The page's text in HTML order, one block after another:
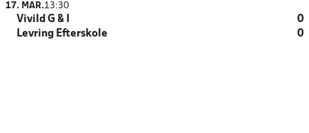
17. MAR.13:30
Vivild G & I
0
Levring Efterskole
0